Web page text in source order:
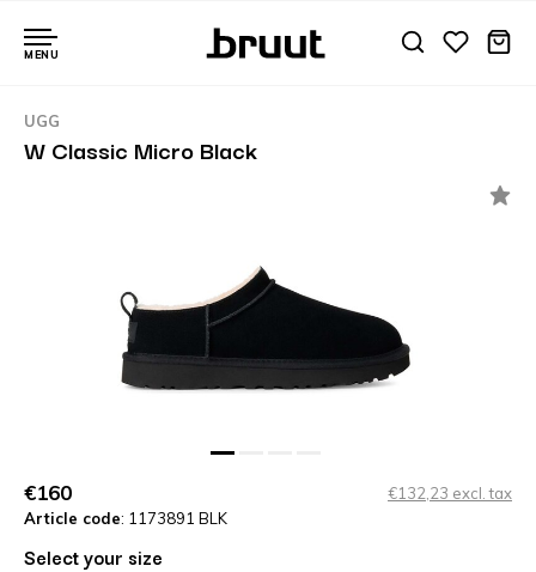
MENU
UGG
W Classic Micro Black
€160
€132,23 excl. tax
Article code: 1173891 BLK
Select your size